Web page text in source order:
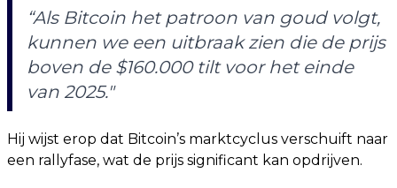
“Als Bitcoin het patroon van goud volgt,
kunnen we een uitbraak zien die de prijs
boven de $160.000 tilt voor het einde
van 2025."
Hij wijst erop dat Bitcoin’s marktcyclus verschuift naar
een rallyfase, wat de prijs significant kan opdrijven.